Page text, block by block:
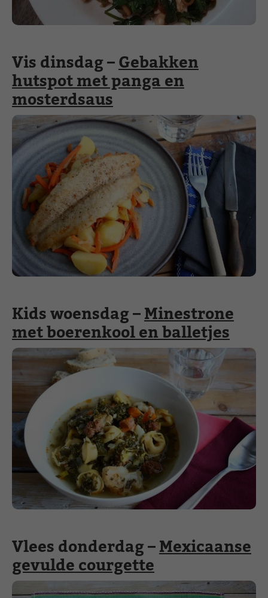
Vis dinsdag – Gebakken
hutspot met panga en
mosterdsaus
Kids woensdag – Minestrone
met boerenkool en balletjes
Vlees donderdag – Mexicaanse
gevulde courgette